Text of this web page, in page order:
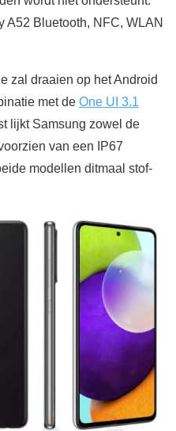
A52 Bluetooth, NFC, WLAN
zal draaien op het Android
met de One UI 3.1
lijkt Samsung zowel de
van een IP67
modellen ditmaal stof-